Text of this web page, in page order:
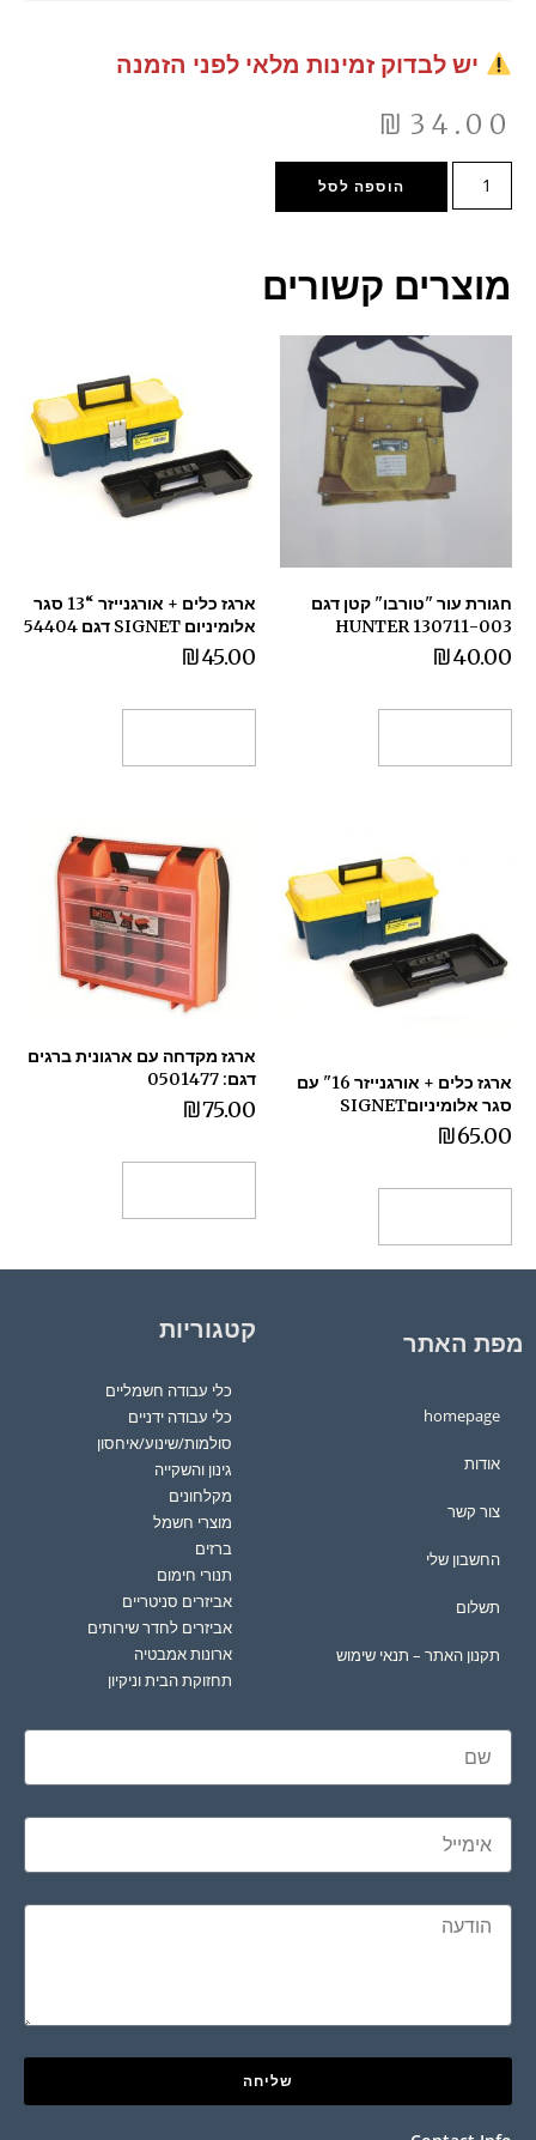
יש לבדוק זמינות מלאי לפני הזמנה
₪ 34.00
הוספה לסל
מוצרים קשורים
חגורת עור "טורבו" קטן דגם
130711-003 HUNTER
₪40.00
ארגז כלים + אורגנייזר “13 סגר
אלומיניום SIGNET דגם 54404
₪45.00
ארגז כלים + אורגנייזר 16" עם
סגר אלומיניוםSIGNET
₪65.00
ארגז מקדחה עם ארגונית ברגים
דגם: 0501477
₪75.00
מפת האתר
homepage
אודות
צור קשר
החשבון שלי
תשלום
תקנון האתר – תנאי שימוש
קטגוריות
כלי עבודה חשמליים
כלי עבודה ידניים
סולמות/שינוע/איחסון
גינון והשקייה
מקלחונים
מוצרי חשמל
ברזים
תנורי חימום
אביזרים סניטריים
אביזרים לחדר שירותים
ארונות אמבטיה
תחזוקת הבית וניקיון
שליחה